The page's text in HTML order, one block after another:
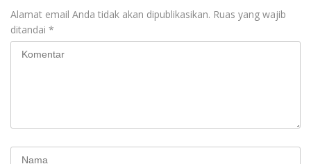
Alamat email Anda tidak akan dipublikasikan. Ruas yang wajib
ditandai *